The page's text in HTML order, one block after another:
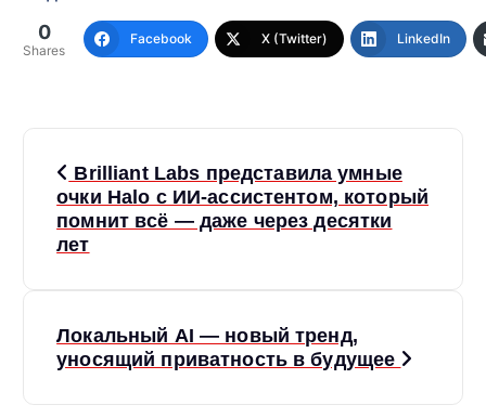
0
Shares
Facebook X (Twitter) LinkedIn
Brilliant Labs представила умные
очки Halo с ИИ‑ассистентом, который
помнит всё — даже через десятки
лет
Локальный AI — новый тренд,
уносящий приватность в будущее